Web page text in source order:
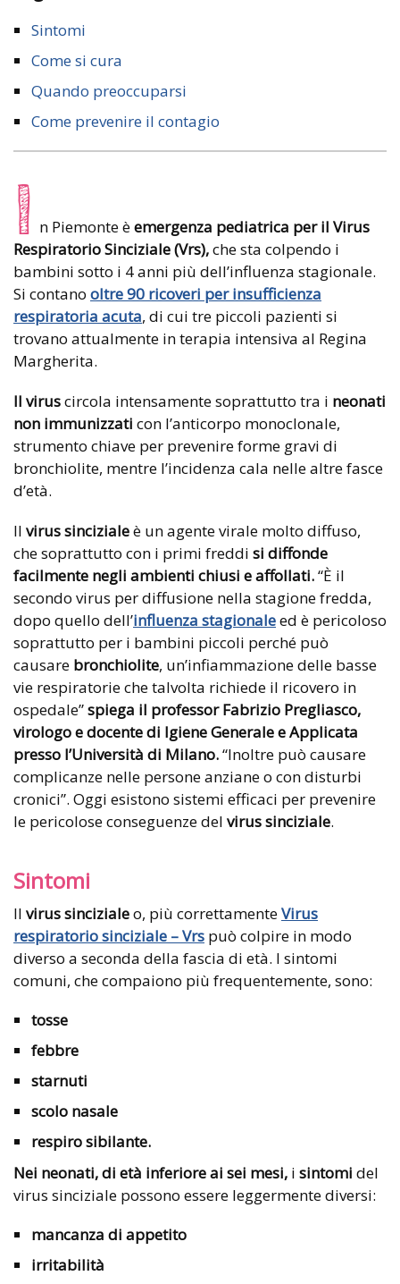
Sintomi
Come si cura
Quando preoccuparsi
Come prevenire il contagio
I n Piemonte èemergenza pediatrica per il Virus
Respiratorio Sinciziale (Vrs),che sta colpendo i
bambini sotto i 4 anni più dell’influenza stagionale.
Si contano oltre 90 ricoveri per insufficienza
respiratoria acuta, di cui tre piccoli pazienti si
trovano attualmente in terapia intensiva al Regina
Margherita.
Il viruscircola intensamente soprattutto tra i neonati
non immunizzati con l’anticorpo monoclonale,
strumento chiave per prevenire forme gravi di
bronchiolite, mentre l’incidenza cala nelle altre fasce
d’età.
Il virus sincizialeè un agente virale molto diffuso,
che soprattutto con i primi freddi si diffonde
facilmente negli ambienti chiusi e affollati.“È il
secondo virus per diffusione nella stagione fredda,
dopo quello dell’influenza stagionaleed è pericoloso
soprattutto per i bambini piccoli perché può
causare bronchiolite, un’infiammazione delle basse
vie respiratorie che talvolta richiede il ricovero in
ospedale”spiega il professor Fabrizio Pregliasco,
virologo e docente di Igiene Generale e Applicata
presso l’Università di Milano.“Inoltre può causare
complicanze nelle persone anziane o con disturbi
cronici”. Oggi esistono sistemi efficaci per prevenire
le pericolose conseguenze del virus sinciziale.
Sintomi
Il virus sincizialeo, più correttamenteVirus
respiratorio sinciziale – Vrs può colpire in modo
diverso a seconda della fascia di età. I sintomi
comuni, che compaiono più frequentemente, sono:
tosse
febbre
starnuti
scolo nasale
respiro sibilante.
Nei neonati, di età inferiore ai sei mesi, i sintomi del
virus sinciziale possono essere leggermente diversi:
mancanza di appetito
irritabilità